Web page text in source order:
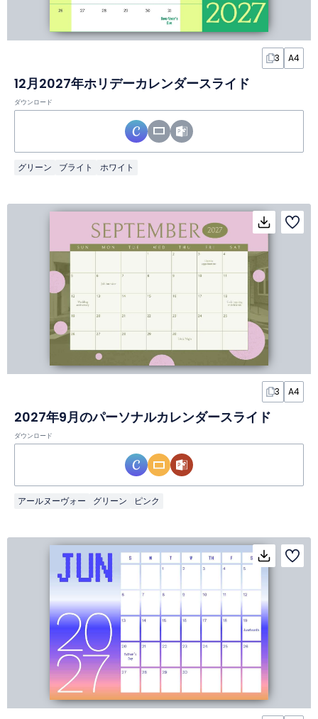
3 A4
12月2027年ホリデーカレンダースライド
ダウンロード
グリーン ブライト ホワイト
3 A4
2027年9月のパーソナルカレンダースライド
ダウンロード
アールヌーヴォー グリーン ピンク